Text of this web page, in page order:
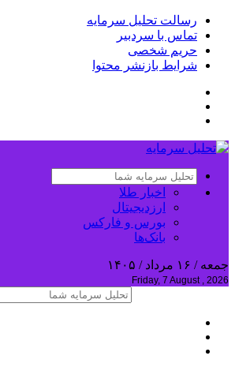
رسالت تحلیل سرمایه
تماس با سردبیر
حریم شخصی
شرایط بازنشر محتوا
اخبار طلا
ارزدیجیتال
بورس و فارکس
بانک‌ها
جمعه / ۱۶ مرداد / ۱۴۰۵
Friday, 7 August , 2026